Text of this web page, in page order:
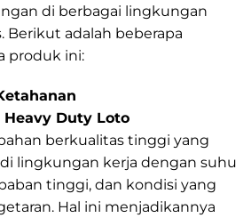
di berbagai lingkungan
Berikut adalah beberapa
produk ini:
Heavy Duty Loto
berkualitas tinggi yang
lingkungan kerja dengan suhu
tinggi, dan kondisi yang
Hal ini menjadikannya